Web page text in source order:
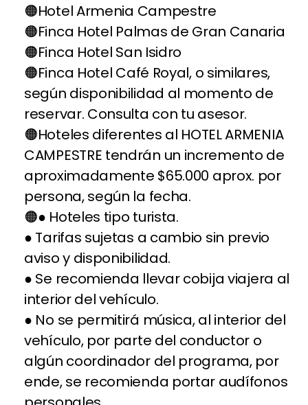
Hotel Armenia Campestre
Finca Hotel Palmas de Gran Canaria
Finca Hotel San Isidro
Finca Hotel Café Royal, o similares,
según disponibilidad al momento de
reservar. Consulta con tu asesor.
Hoteles diferentes al HOTEL ARMENIA
CAMPESTRE tendrán un incremento de
aproximadamente $65.000 aprox. por
persona, según la fecha.
● Hoteles tipo turista.
● Tarifas sujetas a cambio sin previo
aviso y disponibilidad.
● Se recomienda llevar cobija viajera al
interior del vehículo.
● No se permitirá música, al interior del
vehículo, por parte del conductor o
algún coordinador del programa, por
ende, se recomienda portar audífonos